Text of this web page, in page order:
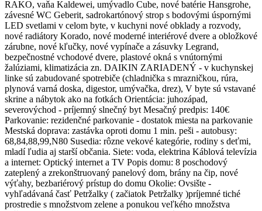
RAKO, vaňa Kaldewei, umývadlo Cube, nové batérie Hansgrohe,
závesné WC Geberit, sadrokartónový strop s bodovými úspornými
LED svetlami v celom byte, v kuchyni nové obklady a rozvody,
nové radiátory Korado, nové moderné interiérové dvere a obložkové
zárubne, nové kľučky, nové vypínače a zásuvky Legrand,
bezpečnostné vchodové dvere, plastové okná s vnútornými
žalúziami, klimatizácia zn. DAIKIN ZARIADENÝ - v kuchynskej
linke sú zabudované spotrebiče (chladnička s mrazničkou, rúra,
plynová varná doska, digestor, umývačka, drez), V byte sú vstavané
skrine a nábytok ako na fotkách Orientácia: juhozápad,
severovýchod - príjemný slnečný byt Mesačný predpis: 140€
Parkovanie: rezidenčné parkovanie - dostatok miesta na parkovanie
Mestská doprava: zastávka oproti domu 1 min. peši - autobusy:
68,84,88,99,N80 Susedia: rôzne vekové kategórie, rodiny s deťmi,
mladí ľudia aj starší občania. Siete: voda, elektrina Káblová televízia
a internet: Optický internet a TV Popis domu: 8 poschodový
zateplený a zrekonštruovaný panelový dom, brány na čip, nové
výťahy, bezbariérový prístup do domu Okolie: Ovsište -
vyhľadávaná časť Petržalky ( začiatok Petržalky )príjemné tiché
prostredie s množstvom zelene a ponukou veľkého množstva